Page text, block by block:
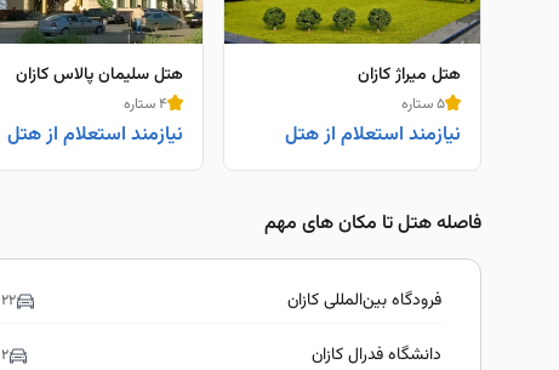
هتل میراژ کازان
5 ستاره
نیازمند استعلام از هتل
هتل سلیمان پالاس کازان
4 ستاره
نیازمند استعلام از هتل
فاصله هتل تا مکان های مهم
فرودگاه بین‌المللی کازان 22 دقیقه
دانشگاه فدرال کازان 2 دقیقه